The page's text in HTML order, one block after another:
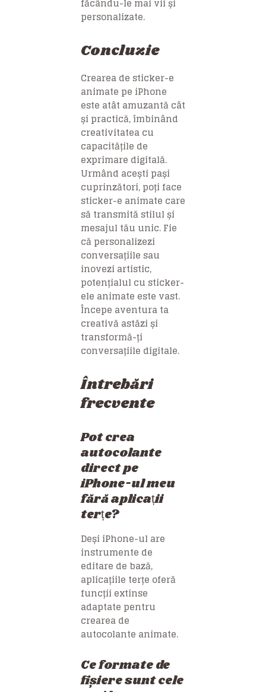
făcându-le mai vii și
personalizate.
Concluzie
Crearea de sticker-e
animate pe iPhone
este atât amuzantă cât
și practică, îmbinând
creativitatea cu
capacitățile de
exprimare digitală.
Urmând acești pași
cuprinzători, poți face
sticker-e animate care
să transmită stilul și
mesajul tău unic. Fie
că personalizezi
conversațiile sau
inovezi artistic,
potențialul cu sticker-
ele animate este vast.
Începe aventura ta
creativă astăzi și
transformă-ți
conversațiile digitale.
Întrebări
frecvente
Pot crea
autocolante
direct pe
iPhone-ul meu
fără aplicații
terțe?
Deși iPhone-ul are
instrumente de
editare de bază,
aplicațiile terțe oferă
funcții extinse
adaptate pentru
crearea de
autocolante animate.
Ce formate de
fișiere sunt cele